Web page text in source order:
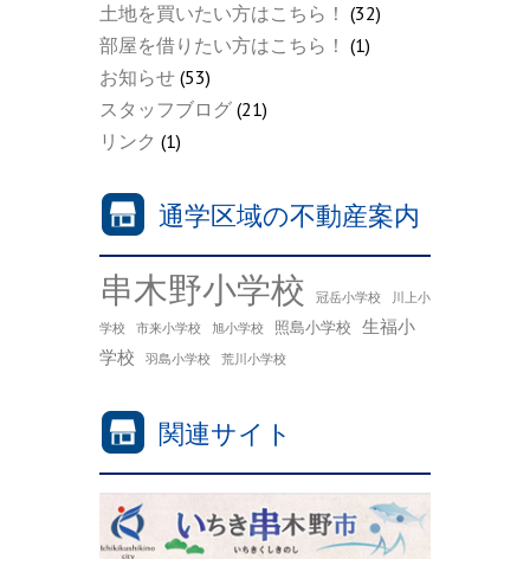
土地を買いたい方はこちら！ (32)
部屋を借りたい方はこちら！ (1)
お知らせ (53)
スタッフブログ (21)
リンク (1)
通学区域の不動産案内
串木野小学校 冠岳小学校
川上小
学校
市来小学校 旭小学校 照島小学校 生福小
学校
羽島小学校 荒川小学校
関連サイト